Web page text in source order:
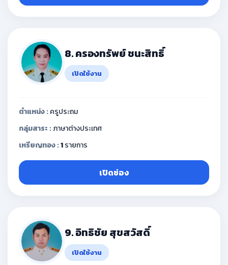
8. ครองทรัพย์ ชนะสิทธิ์
เปิดใช้งาน
ตำแหน่ง : ครูประถม
กลุ่มสาระ : ภาษาต่างประเทศ
เหรียญทอง :1รายการ
เปิดช่อง
9. อิทธิชัย สุขสวัสดิ์
เปิดใช้งาน